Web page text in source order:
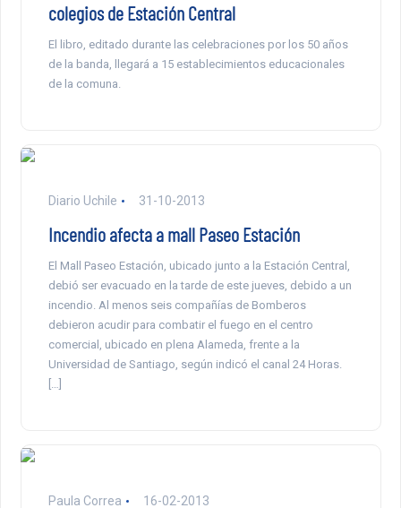
colegios de Estación Central
El libro, editado durante las celebraciones por los 50 años
de la banda, llegará a 15 establecimientos educacionales
de la comuna.
Diario Uchile 31-10-2013
Incendio afecta a mall Paseo Estación
El Mall Paseo Estación, ubicado junto a la Estación Central,
debió ser evacuado en la tarde de este jueves, debido a un
incendio. Al menos seis compañías de Bomberos
debieron acudir para combatir el fuego en el centro
comercial, ubicado en plena Alameda, frente a la
Universidad de Santiago, según indicó el canal 24 Horas.
[…]
Paula Correa 16-02-2013